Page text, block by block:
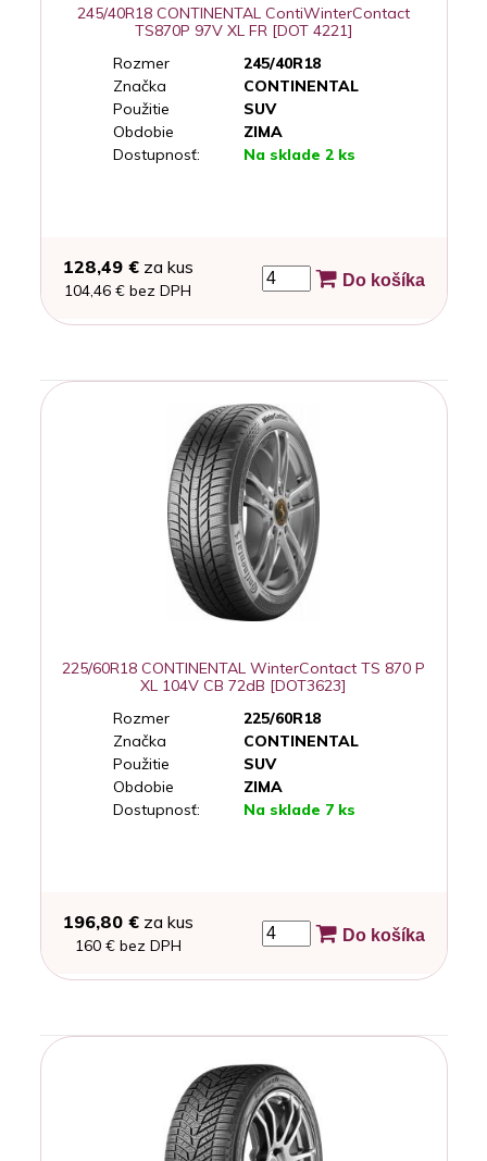
245/40R18 CONTINENTAL ContiWinterContact
TS870P 97V XL FR [DOT 4221]
Rozmer
245/40R18
Značka
CONTINENTAL
Použitie
SUV
Obdobie
ZIMA
Dostupnosť:
Na sklade 2 ks
128,49 €za kus
104,46 € bez DPH
Do košíka
225/60R18 CONTINENTAL WinterContact TS 870 P
XL 104V CB 72dB [DOT3623]
Rozmer
225/60R18
Značka
CONTINENTAL
Použitie
SUV
Obdobie
ZIMA
Dostupnosť:
Na sklade 7 ks
196,80 €za kus
160 € bez DPH
Do košíka